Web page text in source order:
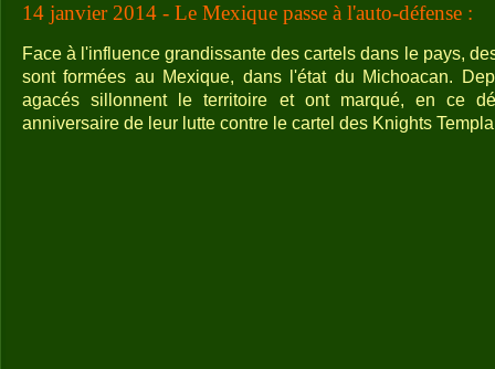
14 janvier 2014 - Le Mexique passe à l'auto-défense :
Face à l'influence grandissante des cartels dans le pays,
sont formées au Mexique, dans l'état du Michoacan.
agacés sillonnent le territoire et ont marqué, en ce
anniversaire de leur lutte contre le cartel des Knights